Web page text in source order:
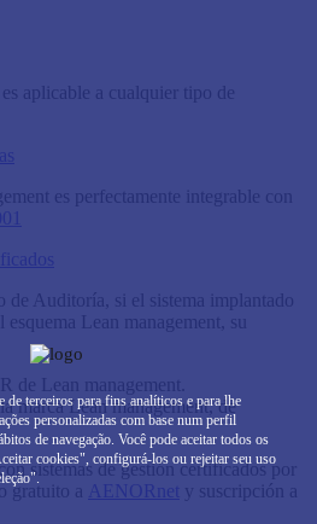
terceiros para fins analíticos e para lhe
personalizadas com base num perfil
de navegação. Você pode aceitar todos os
cookies", configurá-los ou rejeitar seu uso
aplicable a cualquier tipo de
es perfectamente integrable con
de Auditoría, si el sistema implantado
Lean management, su
de Lean management.
marca Lean management, de
sistemas de gestión certificados por
gratuito a AENORnet y suscripción a